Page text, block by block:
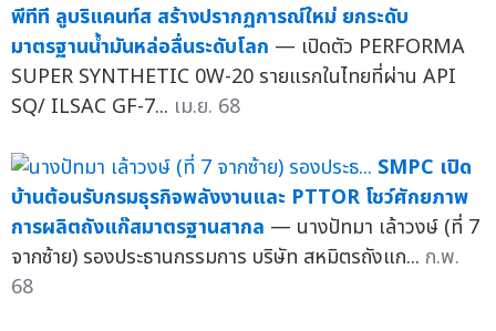
พีทีที ลูบริแคนท์ส สร้างปรากฏการณ์ใหม่ ยกระดับ
มาตรฐานน้ำมันหล่อลื่นระดับโลก — เปิดตัว PERFORMA
SUPER SYNTHETIC 0W-20 รายแรกในไทยที่ผ่าน API
SQ/ ILSAC GF-7... เม.ย. 68
SMPC เปิด
บ้านต้อนรับกรมธุรกิจพลังงานและ PTTOR โชว์ศักยภาพ
การผลิตถังแก๊สมาตรฐานสากล — นางปัทมา เล้าวงษ์ (ที่ 7
จากซ้าย) รองประธานกรรมการ บริษัท สหมิตรถังแก... ก.พ.
68